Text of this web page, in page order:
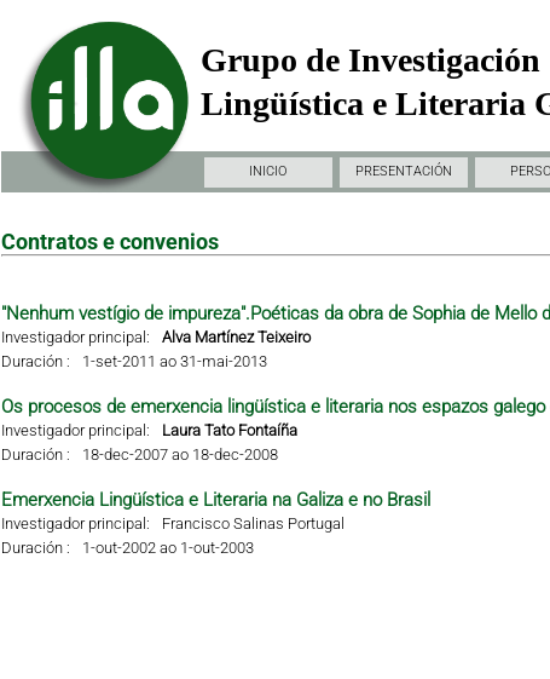
Grupo de Investigación
Lingüística e Literaria
INICIO PRESENTACIÓN
Contratos e convenios
"Nenhum vestígio de impureza".Poéticas da obra de Sophia de Mello
Investigador principal:
Alva Martínez Teixeiro
Duración :
1-set-2011 ao 31-mai-2013
Os procesos de emerxencia lingüística e literaria nos espazos
Investigador principal:
Laura Tato Fontaíña
Duración :
18-dec-2007 ao 18-dec-2008
Emerxencia Lingüística e Literaria na Galiza e no Brasil
Investigador principal:
Francisco Salinas Portugal
Duración :
1-out-2002 ao 1-out-2003